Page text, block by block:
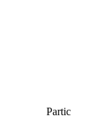
Partic